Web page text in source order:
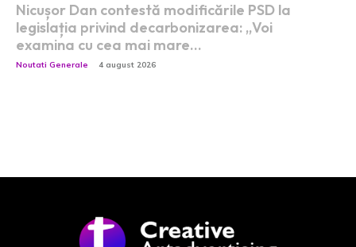
Nicușor Dan contestă modificările PSD la
legislația privind decarbonizarea: „Voi
examina cu cea mai mare…
Noutati Generale 4 august 2026